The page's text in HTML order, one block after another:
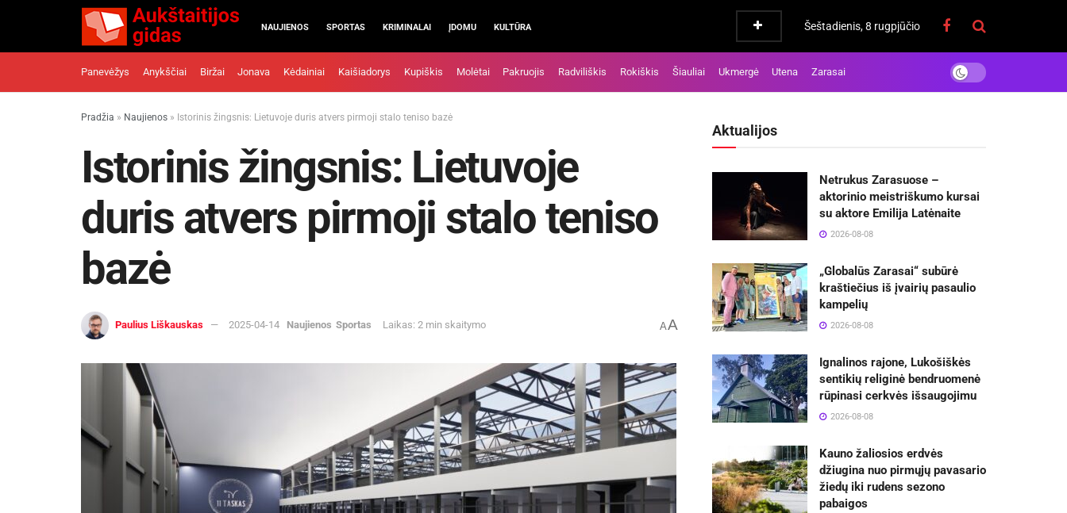
NAUJIENOS SPORTAS KRIMINALAI ĮDOMU KULTŪRA Šeštadienis, 8 rugpjūčio
Panevėžys Anykščiai Biržai Jonava Kėdainiai Kaišiadorys Kupiškis Molėtai Pakruojis Radviliškis Rokiškis Šiauliai Ukmergė Utena Zarasai
Pradžia » Naujienos » Istorinis žingsnis: Lietuvoje duris atvers pirmoji stalo teniso bazė
Istorinis žingsnis: Lietuvoje
duris atvers pirmoji stalo teniso
bazė
Paulius Liškauskas 2025-04-14 Naujienos Sportas Laikas: 2 min skaitymo AA
Aktualijos
Netrukus Zarasuose –
aktorinio meistriškumo kursai
su aktore Emilija Latėnaite
2026-08-08
„Globalūs Zarasai“ subūrė
kraštiečius iš įvairių pasaulio
kampelių
2026-08-08
Ignalinos rajone, Lukošiškės
sentikių religinė bendruomenė
rūpinasi cerkvės išsaugojimu
2026-08-08
Kauno žaliosios erdvės
džiugina nuo pirmųjų pavasario
žiedų iki rudens sezono
pabaigos